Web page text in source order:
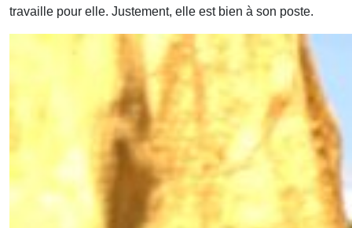
travaille pour elle. Justement, elle est bien à son poste.